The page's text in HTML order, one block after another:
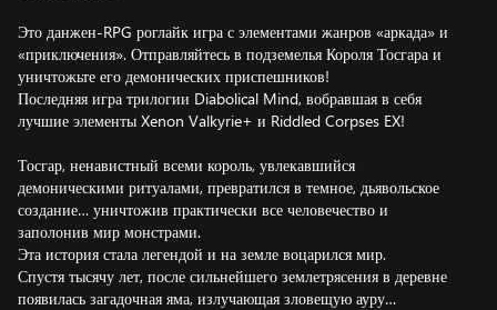
Это данжен-RPG роглайк игра с элементами жанров «аркада» и
«приключения». Отправляйтесь в подземелья Короля Тосгара и
уничтожьте его демонических приспешников!
Последняя игра трилогии Diabolical Mind, вобравшая в себя
лучшие элементы Xenon Valkyrie+ и Riddled Corpses EX!
Тосгар, ненавистный всеми король, увлекавшийся
демоническими ритуалами, превратился в темное, дьявольское
создание… уничтожив практически все человечество и
заполонив мир монстрами.
Эта история стала легендой и на земле воцарился мир.
Спустя тысячу лет, после сильнейшего землетрясения в деревне
появилась загадочная яма, излучающая зловещую ауру…